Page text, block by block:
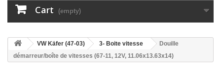
Cart (empty)
VW Käfer (47-03) 3- Boite vitesse
Douille
démarreur/boîte de vitesses (67-11, 12V, 11.06x13.63x14)